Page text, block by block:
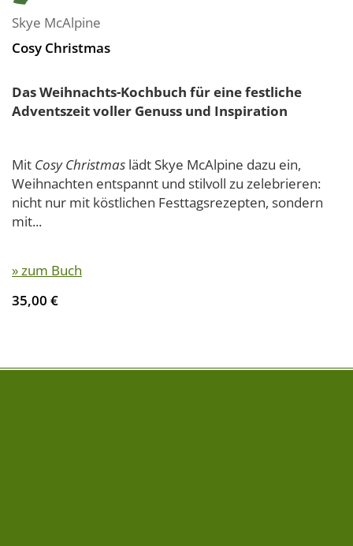
Skye McAlpine
Cosy Christmas
Das Weihnachts-Kochbuch für eine festliche
Adventszeit voller Genuss und Inspiration
Mit Cosy Christmas lädt Skye McAlpine dazu ein,
Weihnachten entspannt und stilvoll zu zelebrieren:
nicht nur mit köstlichen Festtagsrezepten, sondern
mit...
» zum Buch
35,00 €